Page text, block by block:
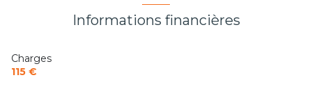
Informations financières
Charges
115 €